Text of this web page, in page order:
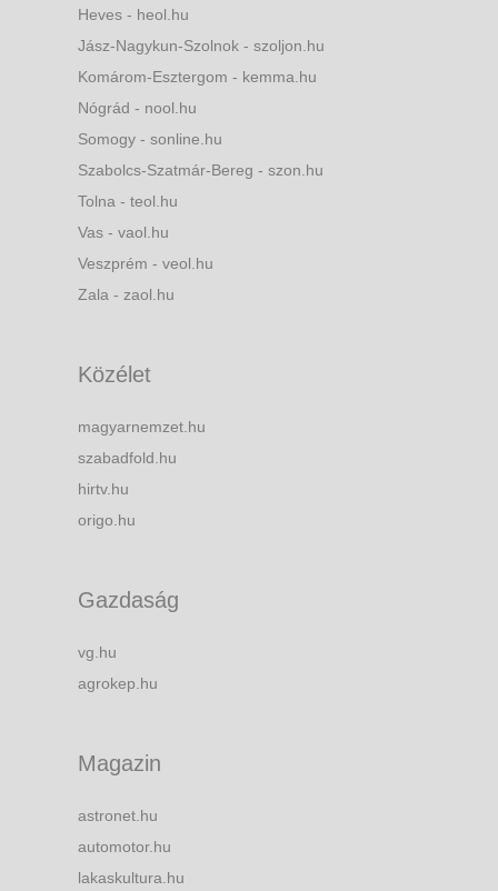
Heves - heol.hu
Jász-Nagykun-Szolnok - szoljon.hu
Komárom-Esztergom - kemma.hu
Nógrád - nool.hu
Somogy - sonline.hu
Szabolcs-Szatmár-Bereg - szon.hu
Tolna - teol.hu
Vas - vaol.hu
Veszprém - veol.hu
Zala - zaol.hu
Közélet
magyarnemzet.hu
szabadfold.hu
hirtv.hu
origo.hu
Gazdaság
vg.hu
agrokep.hu
Magazin
astronet.hu
automotor.hu
lakaskultura.hu